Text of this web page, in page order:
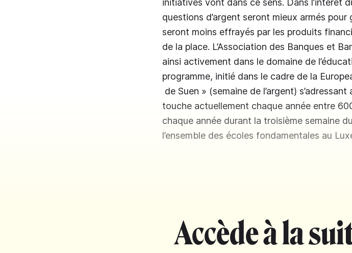
initiatives vont dans ce sens. Dans l’intérêt
questions d’argent seront mieux armés
seront moins effrayés par les produits
de la place. L’Association des Banques et
ainsi activement dans le domaine de
programme, initié dans le cadre de la
de Suen » (semaine de l’argent)
touche actuellement chaque année entre
chaque année durant la troisième semaine
l’ensemble des écoles fondamentales au
Accède à la